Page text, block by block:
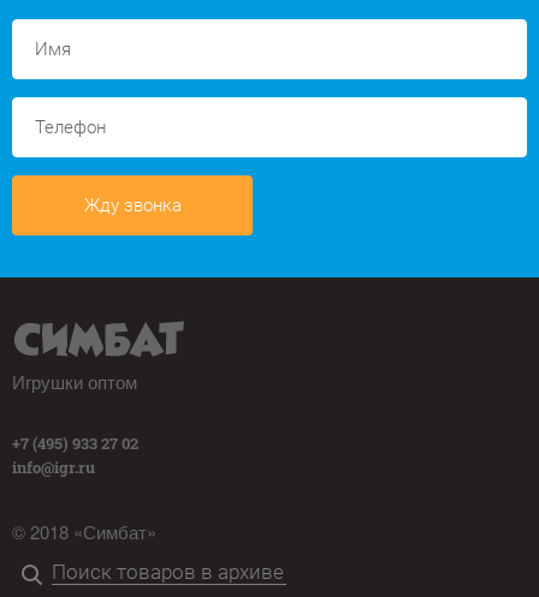
Жду звонка
Игрушки оптом
+7 (495) 933 27 02
info@igr.ru
© 2018 «Симбат»